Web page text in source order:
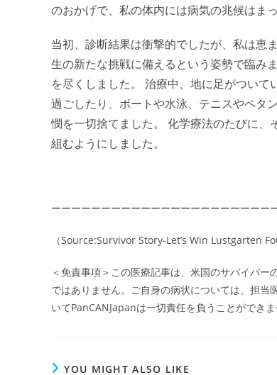
のおかげで、私の体内には病気の兆候はま
当初、診断結果は衝撃的でしたが、私は恵
生の新たな挑戦に備えるという姿勢で臨み
を尽くしました。 治療中、地に足がつい
過ごしたり、ボートや水泳、テニスやペタ
憫を一切捨てました。 化学療法のたびに、
組むようにしました。
ーーーーーーーーーーーーーーーーーーーーーー
（Source:Survivor Story-Let’s Win Lustgarten
＜免責事項＞この医療記事は、米国のサバイバ
ではありません。ご自身の病状については、担
いてPanCANJapanは一切責任を負うことができ
YOU MIGHT ALSO LIKE